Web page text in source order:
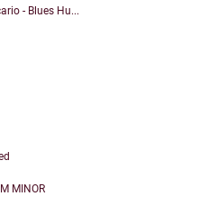
- Blues Hu...
MINOR